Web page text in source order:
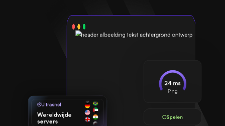
Ultrasnel
Wereldwijde
servers
24 ms
Ping
Spelen